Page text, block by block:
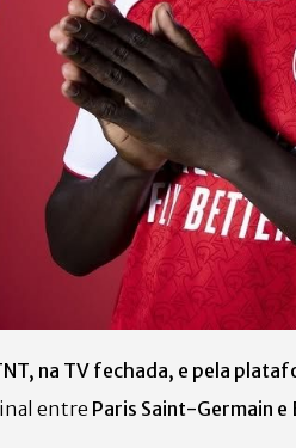
na TV fechada, e pela
entre Paris Saint-Germain e